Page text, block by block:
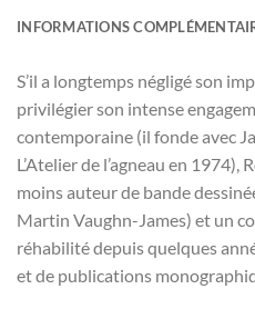
INFORMATIONS
S’il a longtemps négligé son
privilégier son intense
contemporaine (il fonde avec
L’Atelier de l’agneau en 1974),
moins auteur de bande
Martin Vaughn-James) et un
réhabilité depuis quelques
et de publications